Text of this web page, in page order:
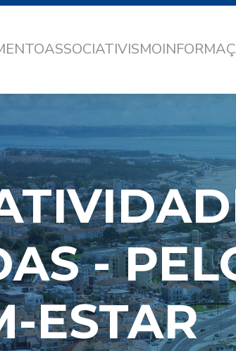
ASSOCIATIVISMO
-
ESTAR